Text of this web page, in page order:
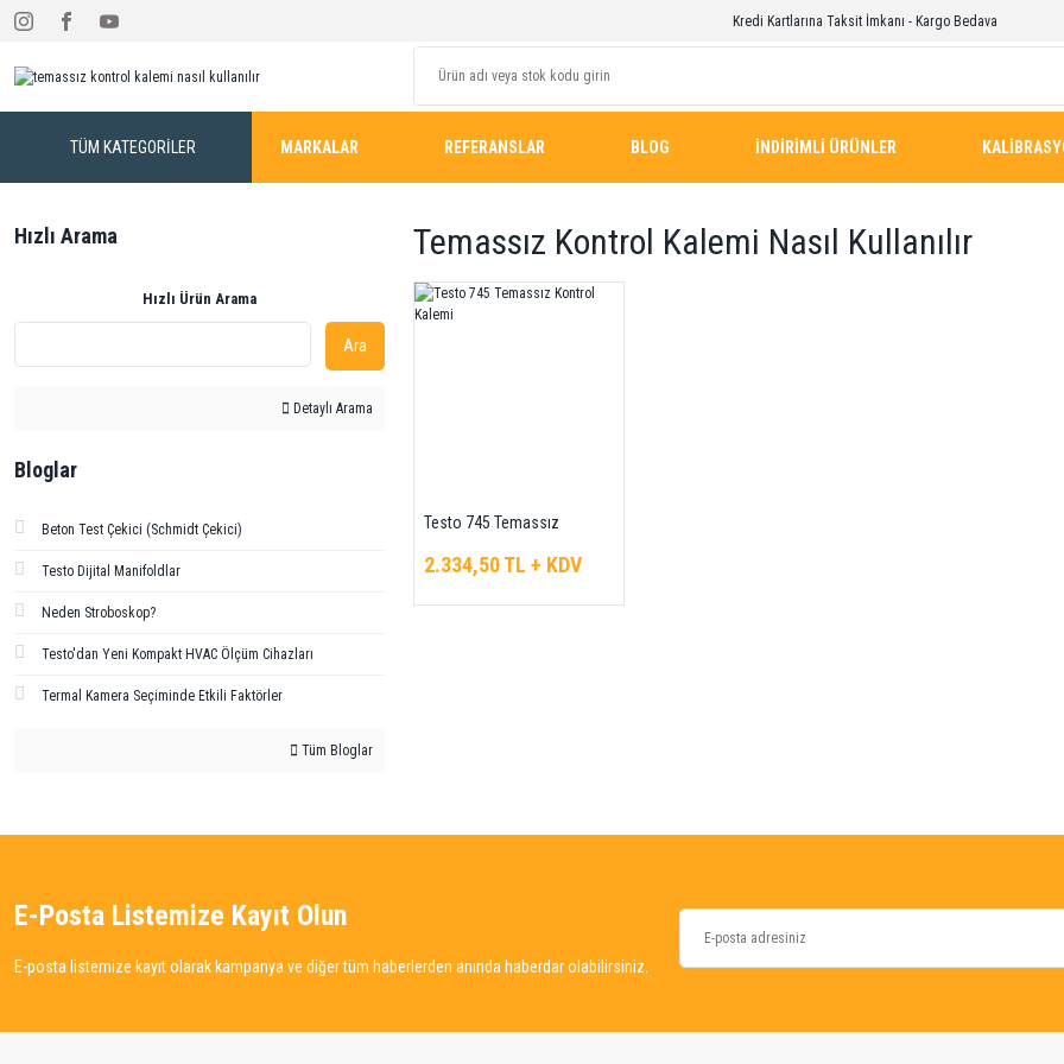
Kredi Kartlarına Taksit İmkanı - Kargo Bedava
TÜM KATEGORİLER MARKALAR REFERANSLAR BLOG İNDİRİMLİ ÜRÜNLER
Hızlı Arama
Hızlı Ürün Arama
Ara
Detaylı Arama
Bloglar
Beton Test Çekici (Schmidt Çekici)
Testo Dijital Manifoldlar
Neden Stroboskop?
Testo'dan Yeni Kompakt HVAC Ölçüm Cihazları
Termal Kamera Seçiminde Etkili Faktörler
Tüm Bloglar
Temassız Kontrol Kalemi Nasıl Kullanılır
Testo 745 Temassız
2.334,50 TL + KDV
E-Posta Listemize Kayıt Olun
E-posta listemize kayıt olarak kampanya ve diğer tüm haberlerden anında haberdar olabilirsiniz.